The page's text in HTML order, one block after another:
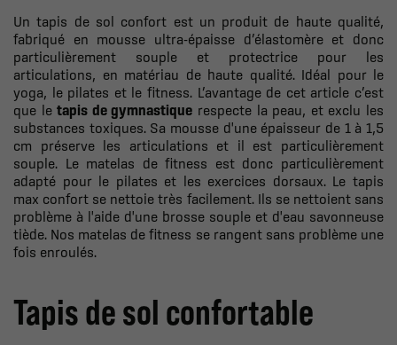
Un tapis de sol confort est un produit de haute qualité,
fabriqué en mousse ultra-épaisse d’élastomère et donc
particulièrement souple et protectrice pour les
articulations, en matériau de haute qualité. Idéal pour le
yoga, le pilates et le fitness. L’avantage de cet article c’est
que letapis de gymnastique respecte la peau, et exclu les
substances toxiques. Sa mousse d'une épaisseur de 1 à 1,5
cm préserve les articulations et il est particulièrement
souple. Le matelas de fitness est donc particulièrement
adapté pour le pilates et les exercices dorsaux. Le tapis
max confort se nettoie très facilement. Ils se nettoient sans
problème à l'aide d'une brosse souple et d'eau savonneuse
tiède. Nos matelas de fitness se rangent sans problème une
fois enroulés.
Tapis de sol confortable